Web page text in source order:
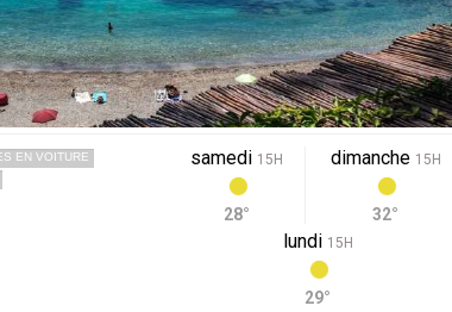
EN VOITURE
samedi 15H
28°
dimanche 15H
32°
lundi 15H
29°